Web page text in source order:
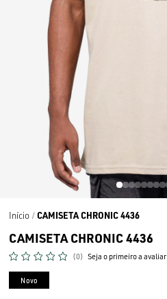
Início CAMISETA CHRONIC 4436
CAMISETA CHRONIC 4436
(0) Seja o primeiro a avaliar
Novo